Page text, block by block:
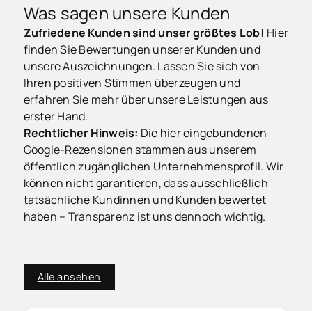
Was sagen unsere Kunden
Zufriedene Kunden sind unser größtes Lob! Hier
finden Sie Bewertungen unserer Kunden und
unsere Auszeichnungen. Lassen Sie sich von
Ihren positiven Stimmen überzeugen und
erfahren Sie mehr über unsere Leistungen aus
erster Hand.
Rechtlicher Hinweis: Die hier eingebundenen
Google-Rezensionen stammen aus unserem
öffentlich zugänglichen Unternehmensprofil. Wir
können nicht garantieren, dass ausschließlich
tatsächliche Kundinnen und Kunden bewertet
haben – Transparenz ist uns dennoch wichtig.
Alle ansehen